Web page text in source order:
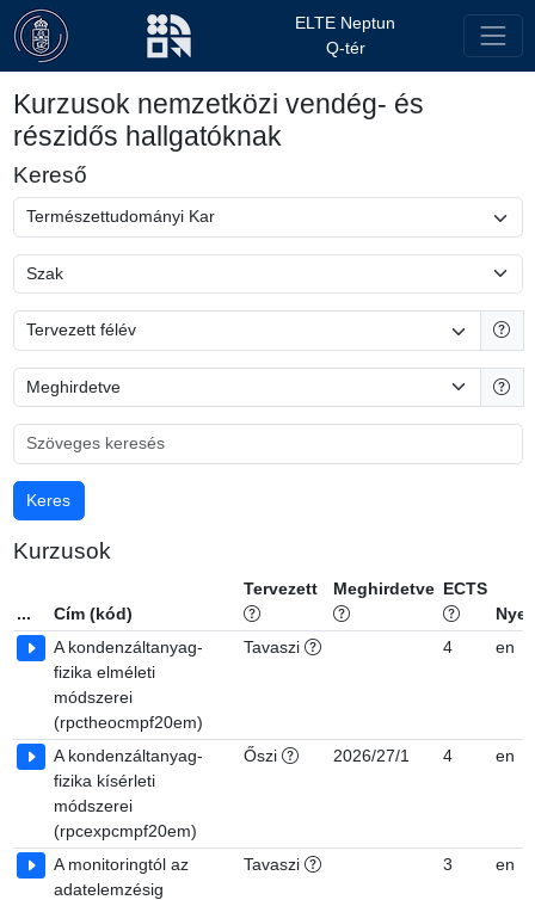
ELTE Neptun
Q-tér
Kurzusok nemzetközi vendég- és
részidős hallgatóknak
Kereső
Kurzusok
... Cím (kód)
Tervezett Meghirdetve ECTS
A kondenzáltanyag-
fizika elméleti
módszerei
(rpctheocmpf20em)
Tavaszi 4 en
A kondenzáltanyag-
fizika kísérleti
módszerei
(rpcexpcmpf20em)
Őszi 2026/27/1 4 en
A monitoringtól az
adatelemzésig
Tavaszi 3 en